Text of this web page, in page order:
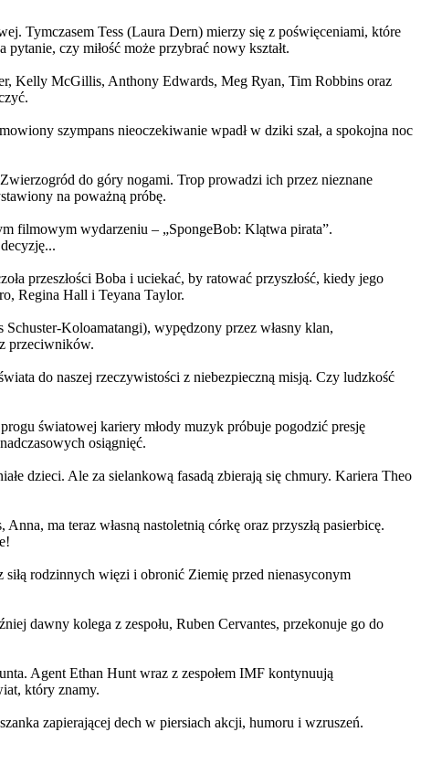
Tymczasem Tess (Laura Dern) mierzy się z poświęceniami, które
czy miłość może przybrać nowy kształt.
Kelly McGillis, Anthony Edwards, Meg Ryan, Tim Robbins oraz
szympans nieoczekiwanie wpadł w dziki szał, a spokojna noc
do góry nogami. Trop prowadzi ich przez nieznane
na poważną próbę.
filmowym wydarzeniu – „SpongeBob: Klątwa pirata”.
przeszłości Boba i uciekać, by ratować przyszłość, kiedy jego
Regina Hall i Teyana Taylor.
Koloamatangi), wypędzony przez własny klan,
przeciwników.
do naszej rzeczywistości z niebezpieczną misją. Czy ludzkość
światowej kariery młody muzyk próbuje pogodzić presję
osiągnięć.
dzieci. Ale za sielankową fasadą zbierają się chmury. Kariera Theo
ma teraz własną nastoletnią córkę oraz przyszłą pasierbicę.
rodzinnych więzi i obronić Ziemię przed nienasyconym
dawny kolega z zespołu, Ruben Cervantes, przekonuje go do
Agent Ethan Hunt wraz z zespołem IMF kontynuują
który znamy.
zapierającej dech w piersiach akcji, humoru i wzruszeń.